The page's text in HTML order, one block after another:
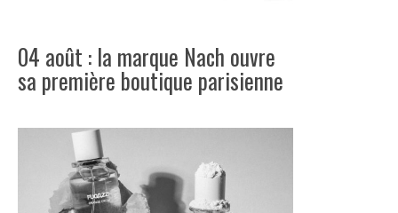
04 août : la marque Nach ouvre
sa première boutique parisienne